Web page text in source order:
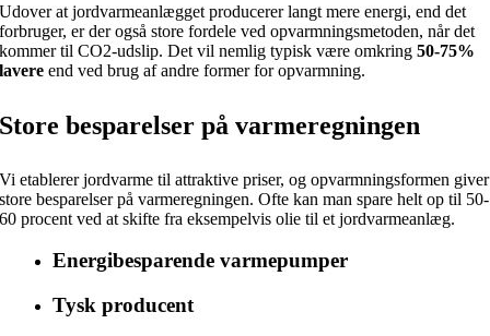
Udover at jordvarmeanlægget producerer langt mere energi, end det
forbruger, er der også store fordele ved opvarmningsmetoden, når det
kommer til CO2-udslip. Det vil nemlig typisk være omkring50-75%
lavere end ved brug af andre former for opvarmning.
Store besparelser på varmeregningen
Vi etablerer jordvarme til attraktive priser, og opvarmningsformen giver
store besparelser på varmeregningen. Ofte kan man spare helt op til 50-
60 procent ved at skifte fra eksempelvis olie til et jordvarmeanlæg.
Energibesparende varmepumper
Tysk producent